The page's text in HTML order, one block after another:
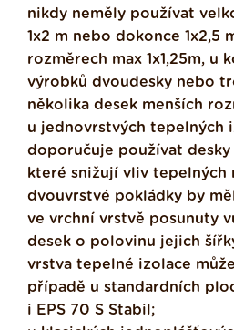
nikdy neměly používat
1x2 m nebo dokonce 1x2,5
rozměrech max 1x1,25m, u
výrobků dvoudesky nebo
několika desek menších
u jednovrstvých tepelných
doporučuje používat
které snižují vliv tepelných
dvouvrstvé pokládky by
ve vrchní vrstvě posunuty
desek o polovinu jejich
vrstva tepelné izolace
případě u standardních
i EPS 70 S Stabil;